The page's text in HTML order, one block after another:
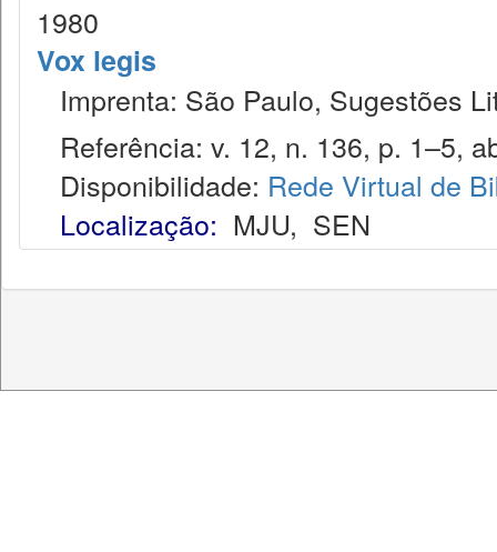
1980
Vox legis
Imprenta: São Paulo, Sugestões
Referência: v. 12, n. 136, p. 1–5,
Disponibilidade: Rede Virtual de
Localização: MJU, SEN